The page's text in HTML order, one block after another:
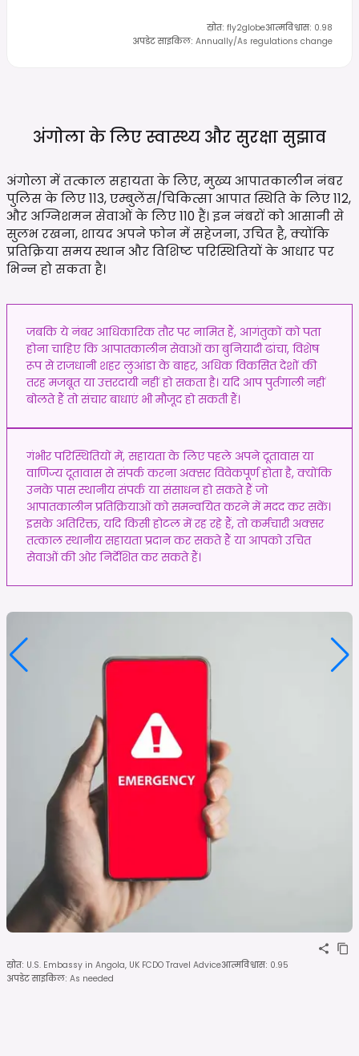
स्रोत: fly2globeआत्मविश्वास: 0.98
अपडेट साइकिल: Annually/As regulations change
अंगोला के लिए स्वास्थ्य और सुरक्षासुझाव
अंगोला में तत्काल सहायता के लिए, मुख्य आपातकालीन नंबर
पुलिस के लिए 113, एम्बुलेंस/चिकित्सा आपात स्थिति के लिए 112,
और अग्निशमन सेवाओं के लिए 110 हैं। इन नंबरों को आसानी से
सुलभ रखना, शायद अपने फोन में सहेजना, उचित है, क्योंकि
प्रतिक्रिया समय स्थान और विशिष्ट परिस्थितियों के आधार पर
भिन्न हो सकता है।
जबकि ये नंबर आधिकारिक तौर पर नामित हैं, आगंतुकों को पता
होना चाहिए कि आपातकालीन सेवाओं का बुनियादी ढांचा, विशेष
रूप से राजधानी शहर लुआंडा के बाहर, अधिक विकसित देशों की
तरह मजबूत या उत्तरदायी नहीं हो सकता है। यदि आप पुर्तगाली नहीं
बोलते हैं तो संचार बाधाएं भी मौजूद हो सकती हैं।
गंभीर परिस्थितियों में, सहायता के लिए पहले अपने दूतावास या
वाणिज्य दूतावास से संपर्क करना अक्सर विवेकपूर्ण होता है, क्योंकि
उनके पास स्थानीय संपर्क या संसाधन हो सकते हैं जो
आपातकालीन प्रतिक्रियाओं को समन्वयित करने में मदद कर सकें।
इसके अतिरिक्त, यदि किसी होटल में रह रहे हैं, तो कर्मचारी अक्सर
तत्काल स्थानीय सहायता प्रदान कर सकते हैं या आपको उचित
सेवाओं की ओर निर्देशित कर सकते हैं।
स्रोत: U.S. Embassy in Angola, UK FCDO Travel Adviceआत्मविश्वास: 0.95
अपडेट साइकिल: As needed